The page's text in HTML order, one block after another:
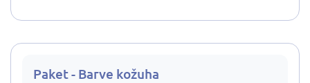
Paket - Barve kožuha